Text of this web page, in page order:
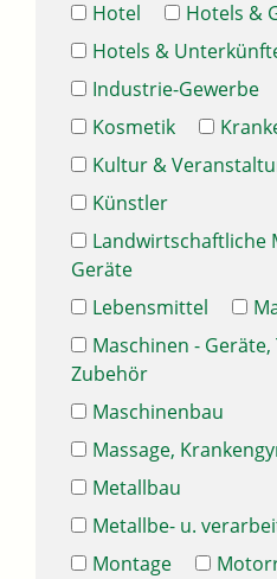
Hotel
Hotels &
Hotels &
Industrie-Gewerbe
Kosmetik
Kultur &
Künstler
Landwirtschaftliche
Geräte
Lebensmittel
Maschinen - Geräte,
Zubehör
Maschinenbau
Massage,
Metallbau
Metallbe- u.
Montage